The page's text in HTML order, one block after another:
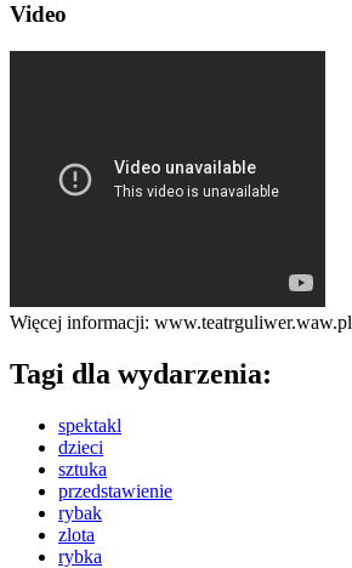
Video
Więcej informacji: www.teatrguliwer.waw.pl
Tagi dla wydarzenia:
spektakl
dzieci
sztuka
przedstawienie
rybak
zlota
rybka